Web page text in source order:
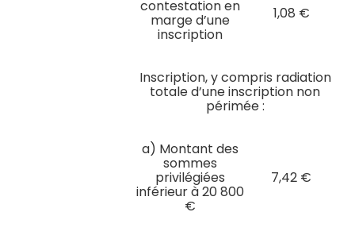
contestation en
marge d’une
inscription
1,08 €
Inscription, y compris radiation
totale d’une inscription non
périmée :
a) Montant des
sommes
privilégiées
inférieur à 20 800
€
7,42 €